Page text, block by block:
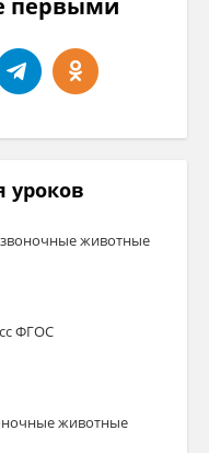
уроков
животные
ФГОС
животные